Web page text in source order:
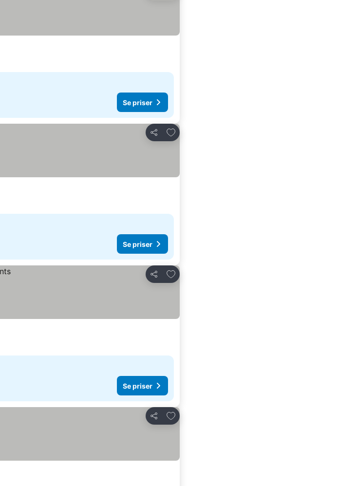
Se priser
Dela
Lägg till i Mina Favoriter
Se priser
Dela
Lägg till i Mina Favoriter
Se priser
Dela
Lägg till i Mina Favoriter